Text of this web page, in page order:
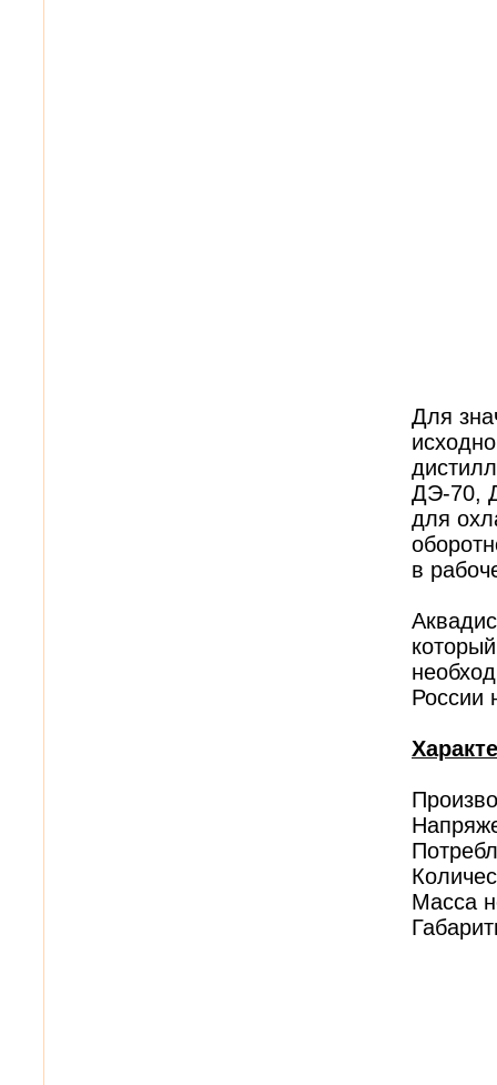
Для
ДЭ-70,
для
в
России
Масса